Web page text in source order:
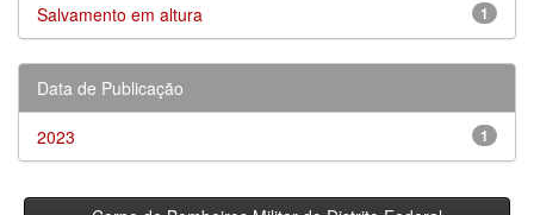
1
Salvamento em altura
Data de Publicação
1
2023